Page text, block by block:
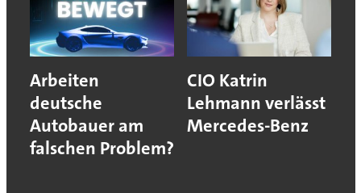
Arbeiten
deutsche
Autobauer am
falschen Problem?
CIO Katrin
Lehmann verlässt
Mercedes-Benz